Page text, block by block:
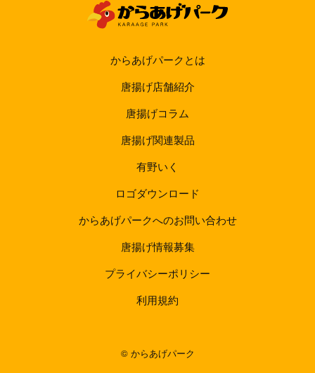
からあげパークとは
唐揚げ店舗紹介
唐揚げコラム
唐揚げ関連製品
有野いく
ロゴダウンロード
からあげパークへのお問い合わせ
唐揚げ情報募集
プライバシーポリシー
利用規約
©︎ からあげパーク